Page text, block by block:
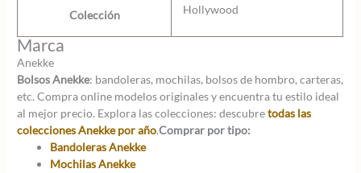
Colección Hollywood
Marca
Anekke
Bolsos Anekke: bandoleras, mochilas, bolsos de hombro, carteras,
etc. Compra online modelos originales y encuentra tu estilo ideal
al mejor precio. Explora las colecciones: descubretodas las
colecciones Anekke por año.Comprar por tipo:
Bandoleras Anekke
Mochilas Anekke